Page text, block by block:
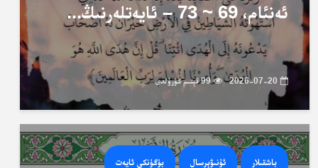
ئەنئام، 69 ~ 73 – ئايەتلەرنىڭ...
2026-07-20 99 قېتىم كۆرۈلدى
باشقىلار ئۇنىۋېرسال بۈگۈنكى ئايەت